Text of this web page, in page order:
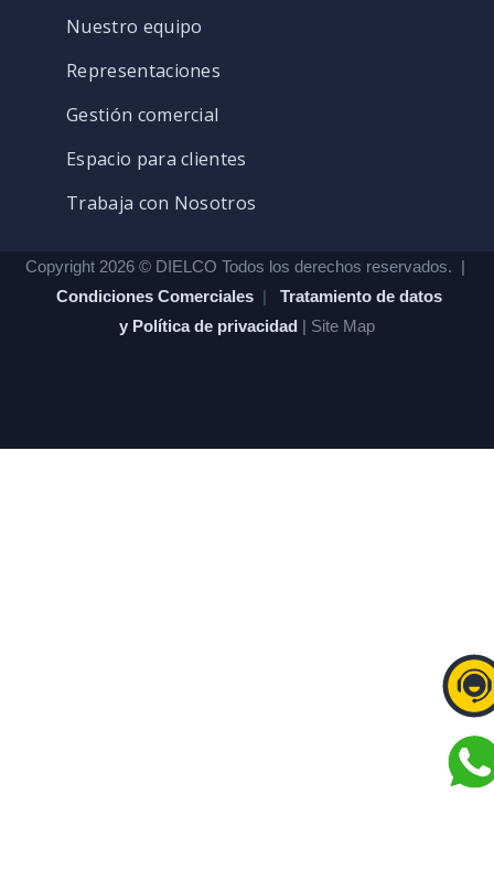
Nuestro equipo
Representaciones
Gestión comercial
Espacio para clientes
Trabaja con Nosotros
Copyright 2026 © DIELCO Todos los derechos reservados. |
Condiciones Comerciales | Tratamiento de datos
y Política de privacidad | Site Map